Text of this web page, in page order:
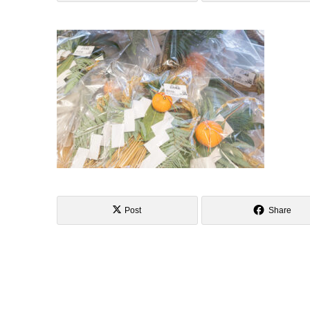
Post Share